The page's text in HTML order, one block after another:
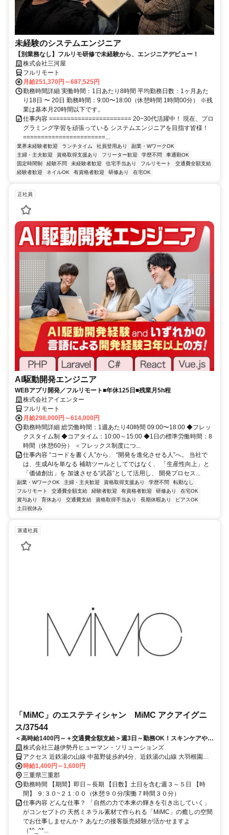
未経験のシステムエンジニア
【別業務なし】フルリモ研修で未経験から、エンジニアデビュー！
株式会社三河屋
フルリモート
月給251,370円～687,525円
勤務時間詳細 実働時間：1日あたり8時間 平均勤務日数：1ヶ月あた
り18日 〜 20日 勤務時間：9:00〜18:00（休憩時間 1時間00分） ※残
業は基本月20時間以下です。
仕事内容 ======================= 20−30代活躍中！ 現在、プロ
グラミング学習を頑張っている システムエンジニアを目指す皆様！
=======================...
業界未経験者歓迎 ランチタイム 社員登用あり
副業・WワークOK
主婦・主夫歓迎
資格取得支援あり フリーター歓迎 学歴不問
車通勤OK
固定時間制
経験不問 未経験者歓迎 住宅手当あり フルリモート
交通費全額支給
経験者歓迎
ネイルOK 有資格者歓迎 研修あり 在宅OK
正社員
AI駆動開発エンジニア
WEBアプリ開発／フルリモート■年休125日■残業月5h程
株式会社アイエンター
フルリモート
月給298,000円～614,000円
勤務時間詳細 総労働時間：1週あたり40時間 09:00〜18:00 ◆フレッ
クスタイム制 ◆コアタイム：10:00～15:00 ◆1日の標準労働時間：8
時間（休憩60分） ＜フレックス制度につ...
仕事内容 “コードを書く人”から、 “開発を進化させる人”へ。 当社で
は、生成AIを単なる 補助ツールとしてではなく、 「生産性向上」と
「価値創出」を 加速させる“武器”として活用し、 開発プロセス...
副業・WワークOK 主婦・主夫歓迎 資格取得支援あり 学歴不問
転勤なし
フルリモート
交通費全額支給 経験者歓迎 有資格者歓迎 研修あり
在宅OK
賞与あり
育休あり 交通費支給 資格取得手当あり 長期休暇あり
ピアスOK
土日祝休み
派遣社員
「MiMC」のエステティシャン MiMC アクアイグニ
ス/37544
＜高時給1400円～＋交通費全額支給＞週3日～勤務OK！スキンケアやメ
イクの知識を身につけながら働ける♪
株式会社三越伊勢丹ヒューマン・ソリューションズ
アクセス 近鉄湯の山線 中菰野徒歩約4分、近鉄湯の山線 大羽根園徒
歩約14分、近鉄湯の山線 菰野徒歩約17分 近鉄湯の山線「湯の山温泉
駅」から徒歩 8分／車通勤応相談
時給1,400円～1,600円
三重県三重郡
勤務時間 【期間】即日～長期 【日数】土日を含む週３～５日 【時
間】 ９:３０~２１:００（休憩９０分/実働７時間３０分）
仕事内容 どんな仕事？ 「自然の力で本来の輝きを引き出していく」
がコンセプトの 天然ミネラル素材で作られる「MiMC」の癒しの空間
でお仕事しませんか？ あなたの接客販売経験が活かせますよ
（*^_^*...